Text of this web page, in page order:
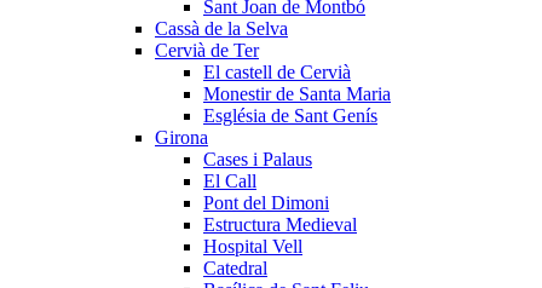
Sant Joan de Montbó
Cassà de la Selva
Cervià de Ter
El castell de Cervià
Monestir de Santa Maria
Església de Sant Genís
Girona
Cases i Palaus
El Call
Pont del Dimoni
Estructura Medieval
Hospital Vell
Catedral